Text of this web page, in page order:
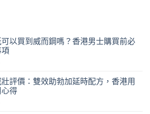
以買到威而鋼嗎？香港男士購買前必
評價：雙效助勃加延時配方，香港用
得